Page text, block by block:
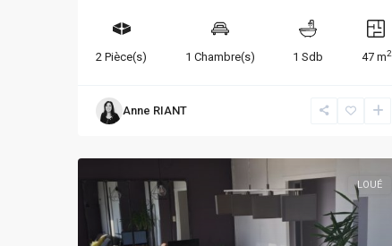
2 Pièce(s) 1 Chambre(s) 1 Sdb 47 m2
Anne RIANT
LOUÉ